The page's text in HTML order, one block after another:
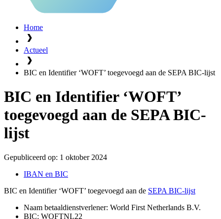
Home
Actueel
BIC en Identifier ‘WOFT’ toegevoegd aan de SEPA BIC-lijst
BIC en Identifier ‘WOFT’
toegevoegd aan de SEPA BIC-
lijst
Gepubliceerd op: 1 oktober 2024
IBAN en BIC
BIC en Identifier ‘WOFT’ toegevoegd aan de SEPA BIC-lijst
Naam betaaldienstverlener: World First Netherlands B.V.
BIC: WOFTNL22